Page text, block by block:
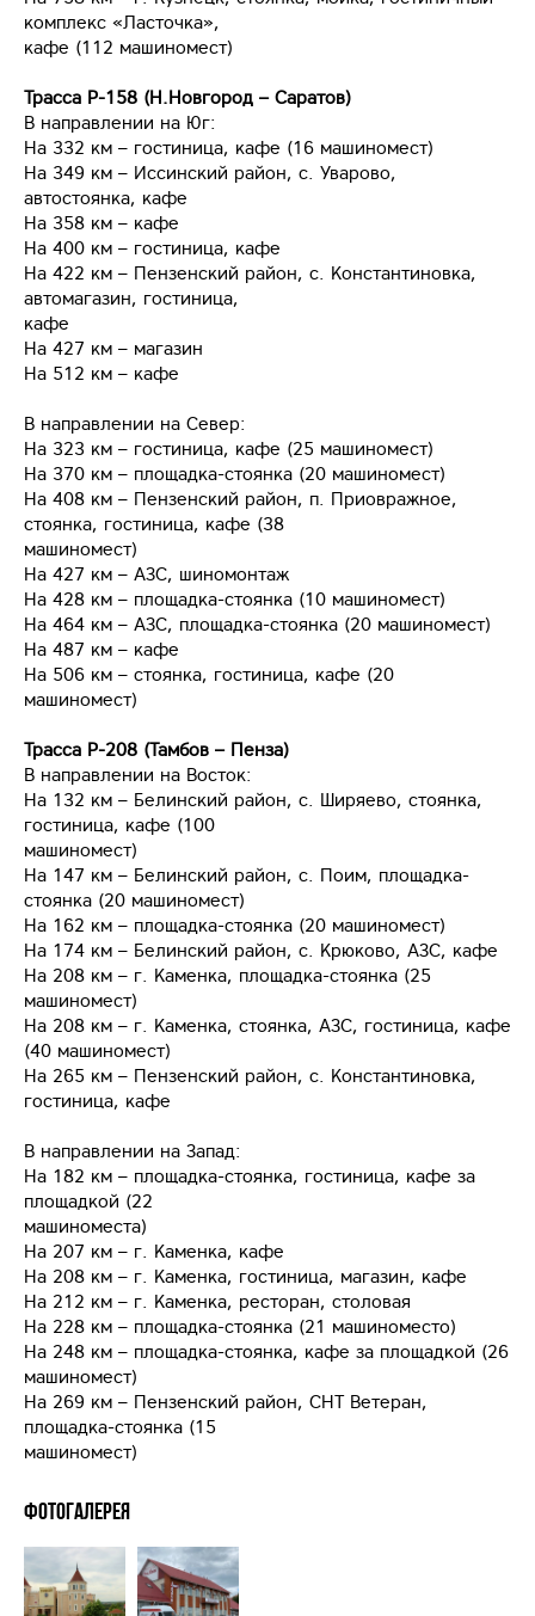
комплекс «Ласточка»,
кафе (112 машиномест)
Трасса Р-158 (Н.Новгород – Саратов)
В направлении на Юг:
На 332 км – гостиница, кафе (16 машиномест)
На 349 км – Иссинский район, с. Уварово,
автостоянка, кафе
На 358 км – кафе
На 400 км – гостиница, кафе
На 422 км – Пензенский район, с. Константиновка,
автомагазин, гостиница,
кафе
На 427 км – магазин
На 512 км – кафе
В направлении на Север:
На 323 км – гостиница, кафе (25 машиномест)
На 370 км – площадка-стоянка (20 машиномест)
На 408 км – Пензенский район, п. Приовражное,
стоянка, гостиница, кафе (38
машиномест)
На 427 км – АЗС, шиномонтаж
На 428 км – площадка-стоянка (10 машиномест)
На 464 км – АЗС, площадка-стоянка (20 машиномест)
На 487 км – кафе
На 506 км – стоянка, гостиница, кафе (20
машиномест)
Трасса Р-208 (Тамбов – Пенза)
В направлении на Восток:
На 132 км – Белинский район, с. Ширяево, стоянка,
гостиница, кафе (100
машиномест)
На 147 км – Белинский район, с. Поим, площадка-
стоянка (20 машиномест)
На 162 км – площадка-стоянка (20 машиномест)
На 174 км – Белинский район, с. Крюково, АЗС, кафе
На 208 км – г. Каменка, площадка-стоянка (25
машиномест)
На 208 км – г. Каменка, стоянка, АЗС, гостиница, кафе
(40 машиномест)
На 265 км – Пензенский район, с. Константиновка,
гостиница, кафе
В направлении на Запад:
На 182 км – площадка-стоянка, гостиница, кафе за
площадкой (22
машиноместа)
На 207 км – г. Каменка, кафе
На 208 км – г. Каменка, гостиница, магазин, кафе
На 212 км – г. Каменка, ресторан, столовая
На 228 км – площадка-стоянка (21 машиноместо)
На 248 км – площадка-стоянка, кафе за площадкой (26
машиномест)
На 269 км – Пензенский район, СНТ Ветеран,
площадка-стоянка (15
машиномест)
Фотогалерея